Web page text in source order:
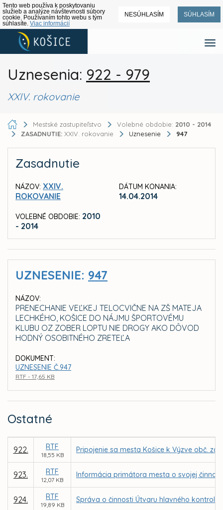
Tento web používa k poskytovaniu
služieb a analýze návštevnosti súbory
cookie. Používaním tohto webu s tým
súhlasíte. Viac informácií
NESÚHLASÍM SÚHLASÍM
Uznesenia: 922 - 979
XXIV. rokovanie
Mestské zastupiteľstvo Volebné obdobie: 2010 - 2014
ZASADNUTIE: XXIV. rokovanie Uznesenie 947
Zasadnutie
NÁZOV: XXIV.
ROKOVANIE
VOLEBNÉ OBDOBIE: 2010
- 2014
DÁTUM KONANIA:
14.04.2014
UZNESENIE: 947
NÁZOV:
PRENECHANIE VEĽKEJ TELOCVIČNE NA ZŠ MATEJA
LECHKÉHO, KOŠICE DO NÁJMU ŠPORTOVÉMU
KLUBU OZ ZOBER LOPTU NIE DROGY AKO DÔVOD
HODNÝ OSOBITNÉHO ZRETEĽA
DOKUMENT:
UZNESENIE Č.947
RTF - 17,65 KB
Ostatné
922. RTF
18,55 KB
Pripojenie sa mesta Košice k Výzve obč.
923. RTF
12,07 KB
Informácia primátora mesta o svojej
924. RTF
19,89 KB
Správa o činnosti Útvaru hlavného